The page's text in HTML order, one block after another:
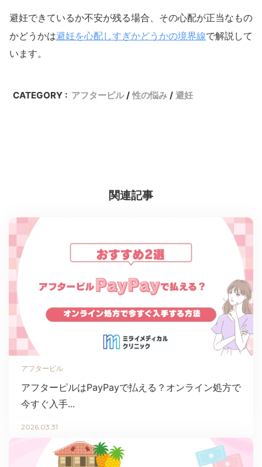
避妊できているか不安が残る場合、その心配が正当なもの
かどうかは避妊を心配しすぎかどうかの境界線で解説して
います。
CATEGORY : アフターピル 性の悩み 避妊
関連記事
アフターピル
アフターピルはPayPayで払える？オンライン処方で
今すぐ入手...
2026.03.31